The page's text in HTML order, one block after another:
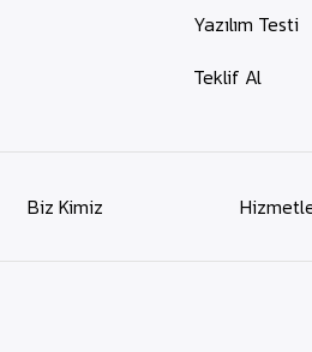
Yazılım Testi
Teklif Al
Biz Kimiz